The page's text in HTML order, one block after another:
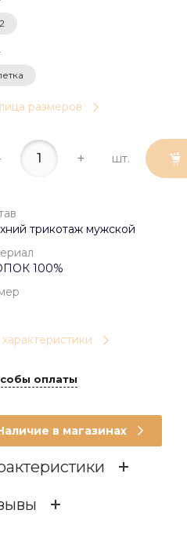
размеров
+ шт.
трикотаж мужской
100%
оплаты
в магазинах